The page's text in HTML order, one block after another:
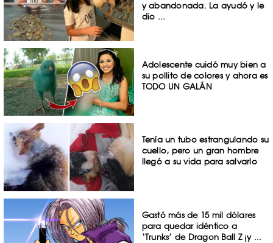
y abandonada. La ayudó y le
dio ...
Adolescente cuidó muy bien a
su pollito de colores y ahora es
TODO UN GALÁN
Tenía un tubo estrangulando su
cuello, pero un gran hombre
llegó a su vida para salvarlo
Gastó más de 15 mil dólares
para quedar idéntico a
‘Trunks’ de Dragon Ball Z ¡y ...